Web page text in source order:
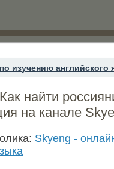
изучению английского
найти
на канале
Skyeng -